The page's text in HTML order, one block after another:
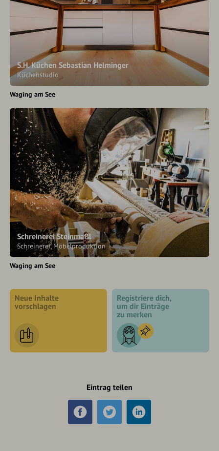
S.H. Küchen Sebastian Helminger
Küchenstudio
Waging am See
Schreinerei Steinmaßl
Schreinerei, Möbelproduktion
Waging am See
Neue Inhalte
vorschlagen
Registriere dich,
um dir Einträge
zu merken
Eintrag teilen